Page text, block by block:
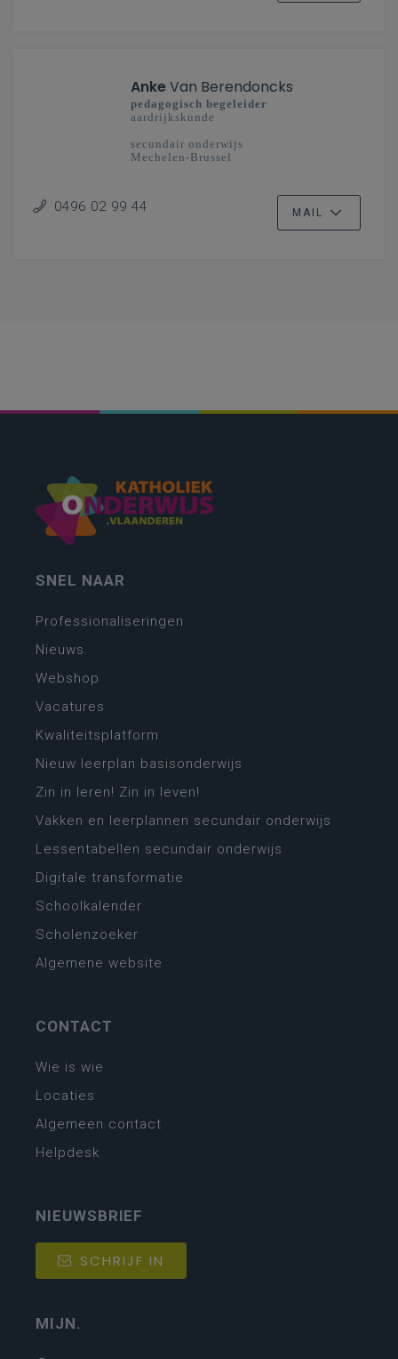
AnkeVan Berendoncks
pedagogisch begeleider
aardrijkskunde
secundair onderwijs
Mechelen-Brussel
0496 02 99 44 MAIL
SNEL NAAR
Professionaliseringen
Nieuws
Webshop
Vacatures
Kwaliteitsplatform
Nieuw leerplan basisonderwijs
Zin in leren! Zin in leven!
Vakken en leerplannen secundair onderwijs
Lessentabellen secundair onderwijs
Digitale transformatie
Schoolkalender
Scholenzoeker
Algemene website
CONTACT
Wie is wie
Locaties
Algemeen contact
Helpdesk
NIEUWSBRIEF
SCHRIJF IN
MIJN.